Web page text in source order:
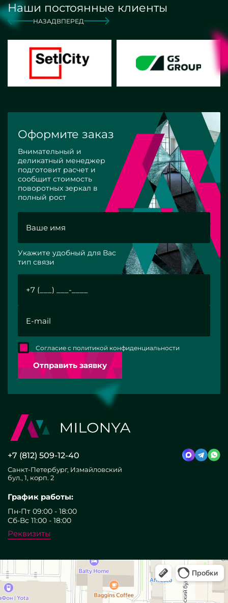
Наши постоянные клиенты
НАЗАД ВПЕРЕД
Оформите заказ
Внимательный и
деликатный менеджер
подготовит расчет и
сообщит стоимость
поворотных зеркал в
полный рост
Укажите удобный для Вас
тип связи
Отправить заявку
Согласие с политикой конфиденциальности
+7 (812) 509-12-40
Санкт-Петербург, Измайловский
бул., 1, корп. 2
График работы:
Пн-Пт 09:00 - 18:00
Сб-Вс 11:00 - 18:00
Реквизиты